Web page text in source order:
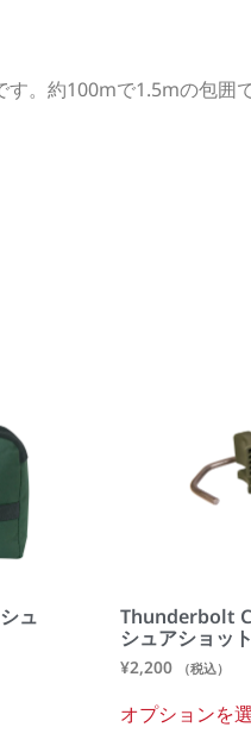
。約100mで1.5mの包囲
ュ
Thunderbolt
シュアショッ
¥2,200 （税込）
オプションを